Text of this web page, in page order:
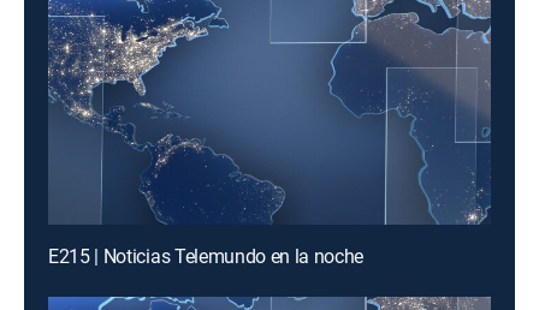
E215 | Noticias Telemundo en la noche